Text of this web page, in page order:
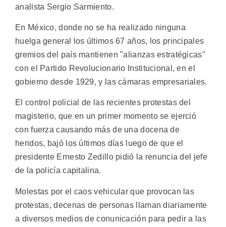
analista Sergio Sarmiento.
En México, donde no se ha realizado ninguna
huelga general los últimos 67 años, los principales
gremios del país mantienen "alianzas estratégicas"
con el Partido Revolucionario Institucional, en el
gobierno desde 1929, y las cámaras empresariales.
El control policial de las recientes protestas del
magisterio, que en un primer momento se ejerció
con fuerza causando más de una docena de
heridos, bajó los últimos días luego de que el
presidente Ernesto Zedillo pidió la renuncia del jefe
de la policía capitalina.
Molestas por el caos vehicular que provocan las
protestas, decenas de personas llaman diariamente
a diversos medios de conunicación para pedir a las